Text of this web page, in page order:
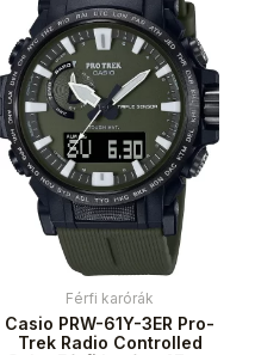
Férfi karórák
Casio PRW-61Y-3ER Pro-
Trek Radio Controlled